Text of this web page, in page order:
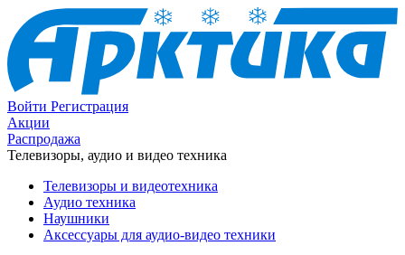
Войти Регистрация
Акции
Распродажа
Телевизоры, аудио и видео техника
Телевизоры и видеотехника
Аудио техника
Наушники
Аксессуары для аудио-видео техники